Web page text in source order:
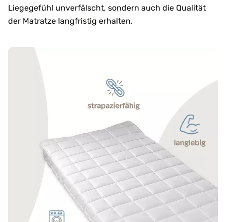
Liegegefühl unverfälscht, sondern auch die Qualität
der Matratze langfristig erhalten.